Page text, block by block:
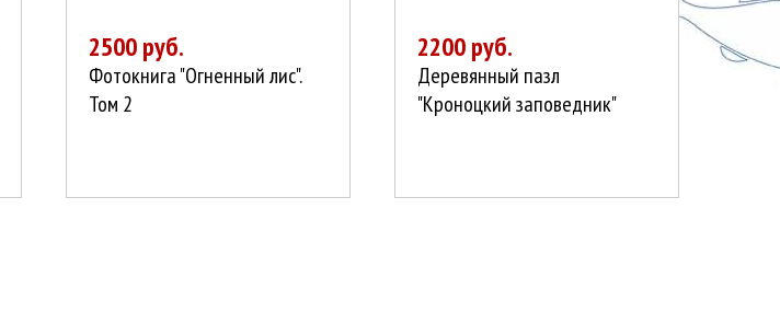
2500 руб.
Фотокнига "Огненный лис".
Том 2
2200 руб.
Деревянный пазл
"Кроноцкий заповедник"